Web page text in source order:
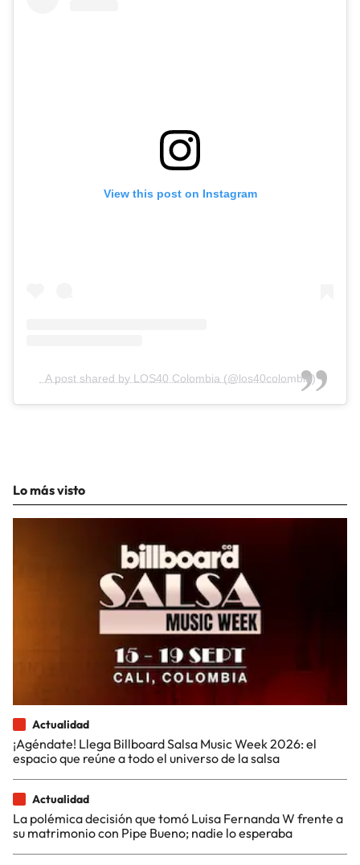
View this post on Instagram
A post shared by LOS40 Colombia (@los40colombia)
Lo más visto
Actualidad
¡Agéndate! Llega Billboard Salsa Music Week 2026: el
espacio que reúne a todo el universo de la salsa
Actualidad
La polémica decisión que tomó Luisa Fernanda W frente a
su matrimonio con Pipe Bueno; nadie lo esperaba